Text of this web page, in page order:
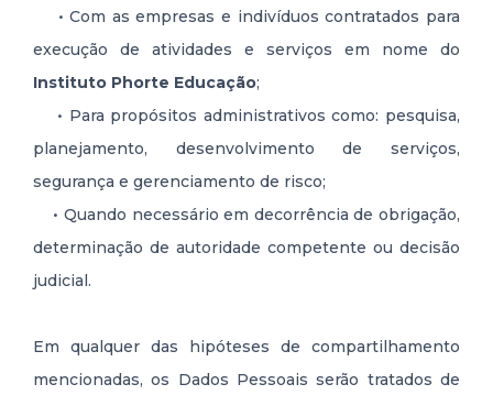
• Com as empresas e indivíduos contratados para
execução de atividades e serviços em nome do
Instituto Phorte Educação;
• Para propósitos administrativos como: pesquisa,
planejamento, desenvolvimento de serviços,
segurança e gerenciamento de risco;
• Quando necessário em decorrência de obrigação,
determinação de autoridade competente ou decisão
judicial.
Em qualquer das hipóteses de compartilhamento
mencionadas, os Dados Pessoais serão tratados de